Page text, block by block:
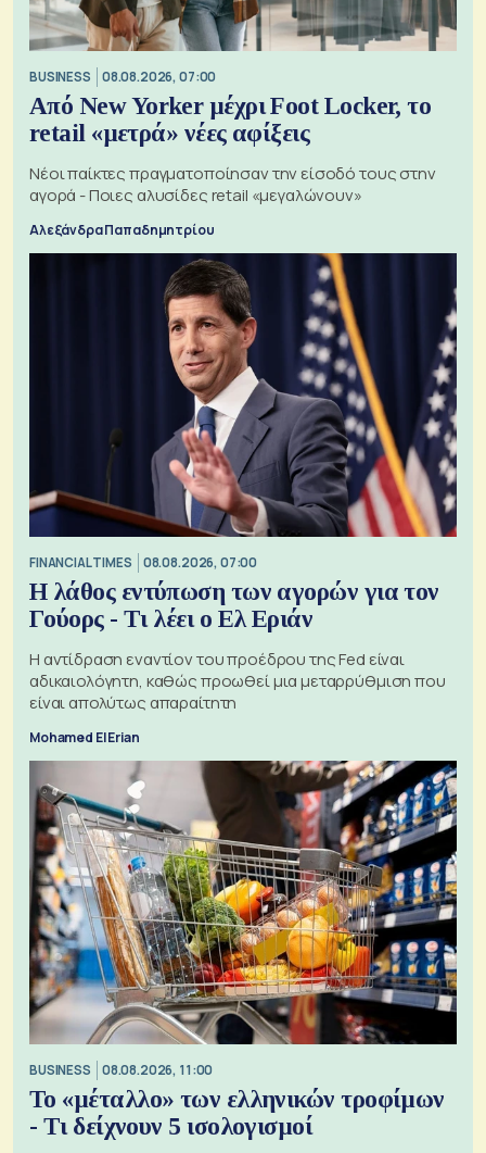
BUSINESS 08.08.2026, 07:00
Από New Yorker μέχρι Foot Locker, το
retail «μετρά» νέες αφίξεις
Νέοι παίκτες πραγματοποίησαν την είσοδό τους στην
αγορά - Ποιες αλυσίδες retail «μεγαλώνουν»
Αλεξάνδρα Παπαδημητρίου
FINANCIAL TIMES 08.08.2026, 07:00
Η λάθος εντύπωση των αγορών για τον
Γούορς - Τι λέει ο Ελ Εριάν
Η αντίδραση εναντίον του προέδρου της Fed είναι
αδικαιολόγητη, καθώς προωθεί μια μεταρρύθμιση που
είναι απολύτως απαραίτητη
Mohamed El Erian
BUSINESS 08.08.2026, 11:00
Το «μέταλλο» των ελληνικών τροφίμων
- Τι δείχνουν 5 ισολογισμοί